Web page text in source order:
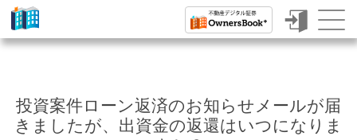
ク
ウ
ド
投資案件ローン返済のお知らせメールが届
きましたが、出資金の返還はいつになりま